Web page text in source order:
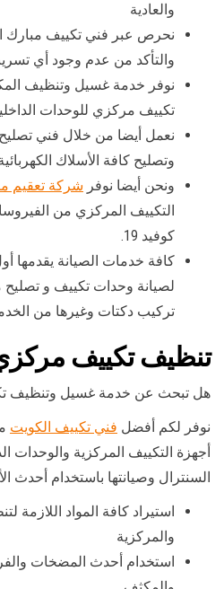
والعادية
نحرص عبر فني تكييف مبارك
والتأكد من عدم وجود أي
نوفر خدمة غسيل وتنظيف
تكييف مركزي للوحدات
نعمل أيضا من خلال فني
وتصليح كافة الأسلاك
ونحن أيضا نوفر شركة تعقيم
التكييف المركزي من
كوفيد 19.
كافة خدمات الصيانة يقدمها
لصيانة وحدات تكييف و
تركيب دكتات وغيرها من
تنظيف تكييف
هل تبحث عن خدمة غسيل وتنظيف
نوفر لكم أفضل فني تكييف الكويت
أجهزة التكييف المركزية والوحدات
السنترال وصيانتها باستخدام أحدث
استيراد كافة المواد اللازمة
والمركزية
استخدام أحدث المضخات